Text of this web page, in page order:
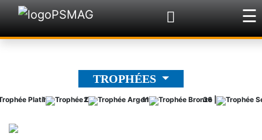
☰
×
TROPHÉES
1 2 11 36 |